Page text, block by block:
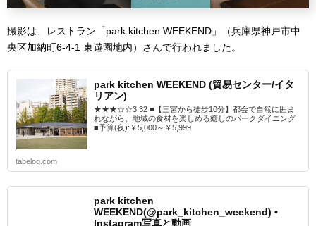
撮影は、レストラン「park kitchen WEEKEND」（兵庫県神戸市中
央区加納町6-4-1 東遊園地内）さんで行われました。
park kitchen WEEKEND (貿易センター/イタ
リアン)
★★★☆☆3.32 ■【三宮から徒歩10分】都会で自然に囲ま
れながら、地域の食材を楽しめる癒しのパークダイニング
■予算(夜):￥5,000～￥5,999
tabelog.com
park kitchen
WEEKEND(@park_kitchen_weekend) •
Instagram写真と動画